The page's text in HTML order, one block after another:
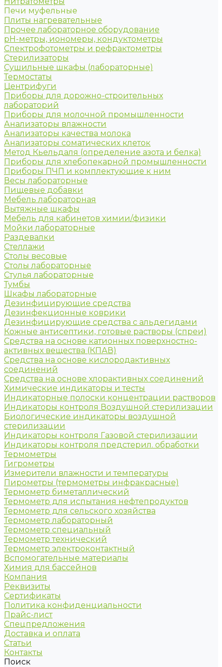
Печи муфельные
Плиты нагревательные
Прочее лабораторное оборудование
рН-метры, иономеры, кондуктометры
Спектрофотометры и рефрактометры
Стерилизаторы
Сушильные шкафы (лабораторные)
Термостаты
Центрифуги
Приборы для дорожно-строительных
лабораторий
Приборы для молочной промышленности
Анализаторы влажности
Анализаторы качества молока
Анализаторы соматических клеток
Метод Кьельдаля (определение азота и белка)
Приборы для хлебопекарной промышленности
Приборы ПЧП и комплектующие к ним
Весы лабораторные
Пищевые добавки
Мебель лабораторная
Вытяжные шкафы
Мебель для кабинетов химии/физики
Мойки лабораторные
Раздевалки
Стеллажи
Столы весовые
Столы лабораторные
Стулья лабораторные
Тумбы
Шкафы лабораторные
Дезинфицирующие средства
Дезинфекционные коврики
Дезинфицирующие средства с альдегидами
Кожные антисептики, готовые растворы (спреи)
Средства на основе катионных поверхностно-
активных вещества (КПАВ)
Средства на основе кислородактивных
соединений
Средства на основе хлорактивных соединений
Химические индикаторы и тесты
Индикаторные полоски концентрации растворов
Индикаторы контроля Воздушной стерилизации
Биологические индикаторы воздушной
стерилизации
Индикаторы контроля Газовой стерилизации
Индикаторы контроля предстерил. обработки
Термометры
Гигрометры
Измерители влажности и температуры
Пирометры (термометры инфракрасные)
Термометр биметаллический
Термометр для испытания нефтепродуктов
Термометр для сельского хозяйства
Термометр лабораторный
Термометр специальный
Термометр технический
Термометр электроконтактный
Вспомогательные материалы
Химия для бассейнов
Компания
Реквизиты
Сертификаты
Политика конфиденциальности
Прайс-лист
Спецпредложения
Доставка и оплата
Статьи
Контакты
Поиск